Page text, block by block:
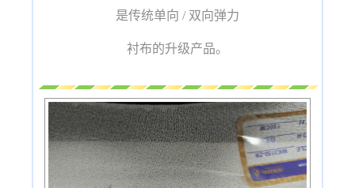
是传统单向 / 双向弹力
衬布的升级产品。